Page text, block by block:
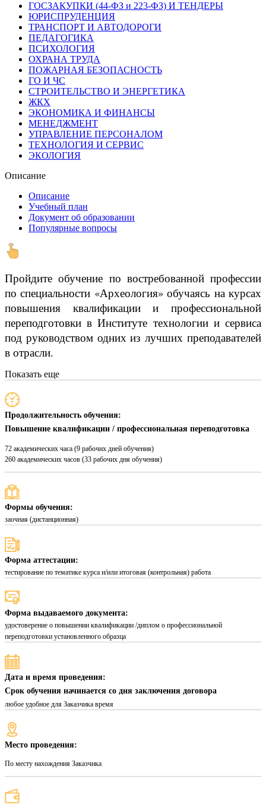
ГОСЗАКУПКИ (44-ФЗ и 223-ФЗ) И ТЕНДЕРЫ
ЮРИСПРУДЕНЦИЯ
ТРАНСПОРТ И АВТОДОРОГИ
ПЕДАГОГИКА
ПСИХОЛОГИЯ
ОХРАНА ТРУДА
ПОЖАРНАЯ БЕЗОПАСНОСТЬ
ГО И ЧС
СТРОИТЕЛЬСТВО И ЭНЕРГЕТИКА
ЖКХ
ЭКОНОМИКА И ФИНАНСЫ
МЕНЕДЖМЕНТ
УПРАВЛЕНИЕ ПЕРСОНАЛОМ
ТЕХНОЛОГИЯ И СЕРВИС
ЭКОЛОГИЯ
Описание
Описание
Учебный план
Документ об образовании
Популярные вопросы
Пройдите обучение по востребованной профессии
по специальности «Археология» обучаясь на курсах
повышения квалификации и профессиональной
переподготовки в Институте технологии и сервиса
под руководством одних из лучших преподавателей
в отрасли.
Показать еще
Продолжительность обучения:
Повышение квалификации / профессиональная переподготовка
72 академических часа (9 рабочих дней обучения)
260 академических часов (33 рабочих дня обучения)
Формы обучения:
заочная (дистанционная)
Форма аттестации:
тестирование по тематике курса и/или итоговая (контрольная) работа
Форма выдаваемого документа:
удостоверение о повышении квалификации /диплом о профессиональной
переподготовки установленного образца
Дата и время проведения:
Срок обучения начинается со дня заключения договора
любое удобное для Заказчика время
Место проведения:
По месту нахождения Заказчика